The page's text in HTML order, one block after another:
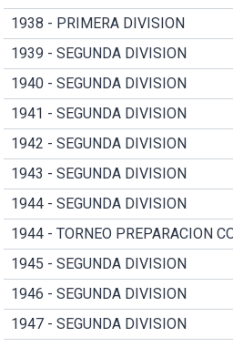
1938 - PRIMERA DIVISION
1939 - SEGUNDA DIVISION
1940 - SEGUNDA DIVISION
1941 - SEGUNDA DIVISION
1942 - SEGUNDA DIVISION
1943 - SEGUNDA DIVISION
1944 - SEGUNDA DIVISION
1944 - TORNEO PREPARACION
1945 - SEGUNDA DIVISION
1946 - SEGUNDA DIVISION
1947 - SEGUNDA DIVISION